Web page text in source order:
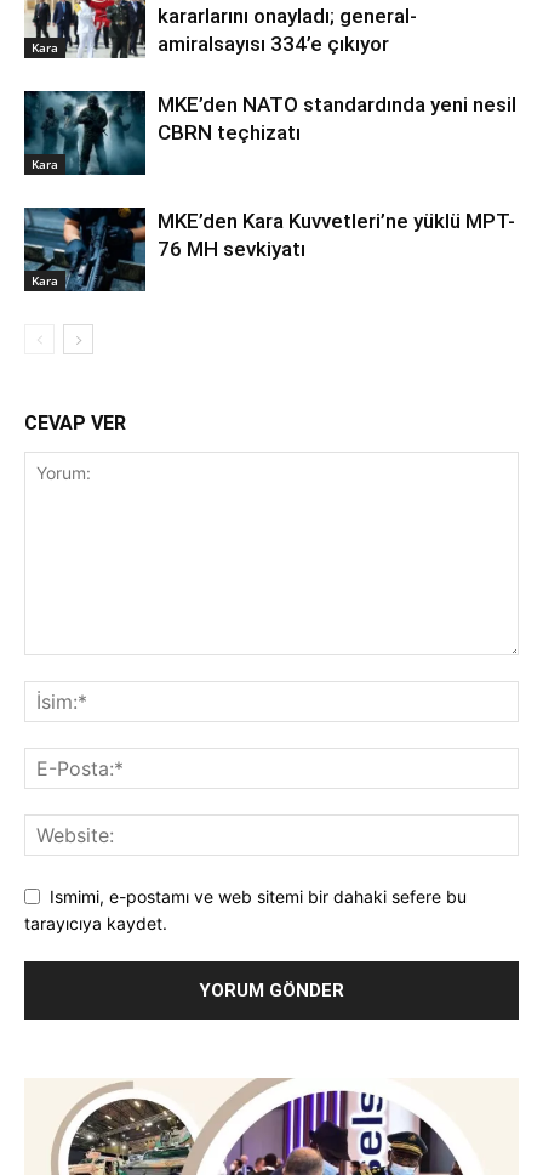
Kara
kararlarını onayladı; general-
amiralsayısı 334’e çıkıyor
Kara
MKE’den NATO standardında yeni nesil
CBRN teçhizatı
Kara
MKE’den Kara Kuvvetleri’ne yüklü MPT-
76 MH sevkiyatı
CEVAP VER
Ismimi, e-postamı ve web sitemi bir dahaki sefere bu
tarayıcıya kaydet.